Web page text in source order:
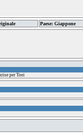
Paese: Giappone
per Toei